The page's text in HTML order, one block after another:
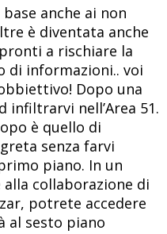
anche ai non
è diventata anche
a rischiare la
di informazioni.. voi
Dopo una
infiltrarvi nell’Area 51.
è quello di
senza farvi
piano. In un
collaborazione di
potrete accedere
al sesto piano